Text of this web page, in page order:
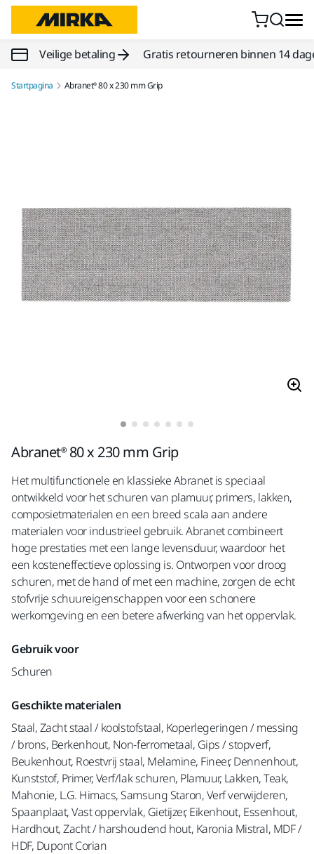
Doorgaan naar inhoud
Veilige betaling Gratis retourneren binnen 14
Startpagina Abranet® 80 x 230 mm Grip
Abranet® 80 x 230 mm Grip
Het multifunctionele en klassieke Abranet is speciaal
ontwikkeld voor het schuren van plamuur, primers, lakken,
composietmaterialen en een breed scala aan andere
materialen voor industrieel gebruik. Abranet combineert
hoge prestaties met een lange levensduur, waardoor het
een kosteneffectieve oplossing is. Ontworpen voor droog
schuren, met de hand of met een machine, zorgen de echt
stofvrije schuureigenschappen voor een schonere
werkomgeving en een betere afwerking van het oppervlak.
Gebruik voor
Schuren
Geschikte materialen
Staal, Zacht staal / koolstofstaal, Koperlegeringen / messing
/ brons, Berkenhout, Non-ferrometaal, Gips / stopverf,
Beukenhout, Roestvrij staal, Melamine, Fineer, Dennenhout,
Kunststof, Primer, Verf/lak schuren, Plamuur, Lakken, Teak,
Mahonie, L.G. Himacs, Samsung Staron, Verf verwijderen,
Spaanplaat, Vast oppervlak, Gietijzer, Eikenhout, Essenhout,
Hardhout, Zacht / harshoudend hout, Karonia Mistral, MDF /
HDF, Dupont Corian